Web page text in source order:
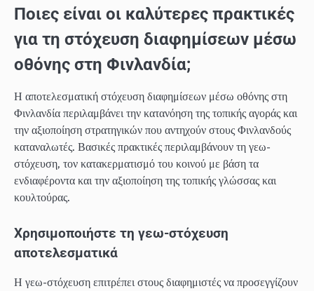
Ποιες είναι οι καλύτερες πρακτικές
για τη στόχευση διαφημίσεων μέσω
οθόνης στη Φινλανδία;
Η αποτελεσματική στόχευση διαφημίσεων μέσω οθόνης στη
Φινλανδία περιλαμβάνει την κατανόηση της τοπικής αγοράς και
την αξιοποίηση στρατηγικών που αντηχούν στους Φινλανδούς
καταναλωτές. Βασικές πρακτικές περιλαμβάνουν τη γεω-
στόχευση, τον κατακερματισμό του κοινού με βάση τα
ενδιαφέροντα και την αξιοποίηση της τοπικής γλώσσας και
κουλτούρας.
Χρησιμοποιήστε τη γεω-στόχευση
αποτελεσματικά
Η γεω-στόχευση επιτρέπει στους διαφημιστές να προσεγγίζουν